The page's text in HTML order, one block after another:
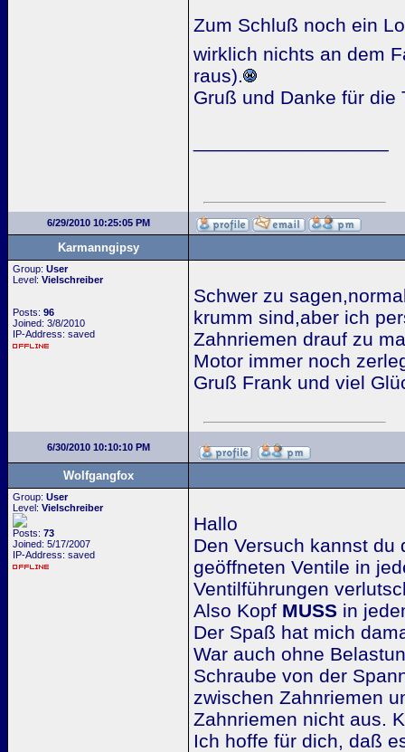
Zum Schluß noch ein
wirklich nichts an dem
raus).
Gruß und Danke für die
6/29/2010 10:25:05 PM
Karmanngipsy
Group: User
Level: Vielschreiber
Posts: 96
Joined: 3/8/2010
IP-Address: saved
Schwer zu
krumm sind,aber ich
Zahnriemen drauf zu
Motor immer noch
Gruß Frank und viel
6/30/2010 10:10:10 PM
Wolfgangfox
Group: User
Level: Vielschreiber
Posts: 73
Joined: 5/17/2007
IP-Address: saved
Hallo
Den Versuch kannst
geöffneten Ventile in
Ventilführungen
Also Kopf MUSS in
Der Spaß hat mich
War auch ohne
Schraube von der
zwischen Zahnriemen
Zahnriemen nicht aus.
Ich hoffe für dich, daß